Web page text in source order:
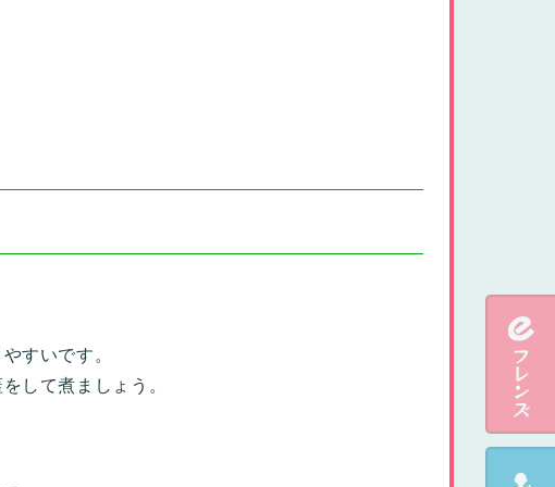
すいです。
して煮ましょう。